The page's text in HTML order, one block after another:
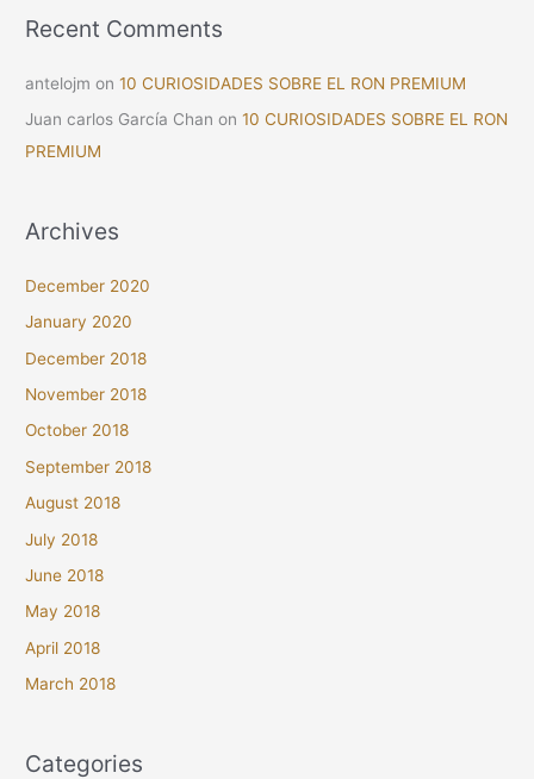
Recent Comments
antelojm on10 CURIOSIDADES SOBRE EL RON PREMIUM
Juan carlos García Chan on10 CURIOSIDADES SOBRE EL RON
PREMIUM
Archives
December 2020
January 2020
December 2018
November 2018
October 2018
September 2018
August 2018
July 2018
June 2018
May 2018
April 2018
March 2018
Categories